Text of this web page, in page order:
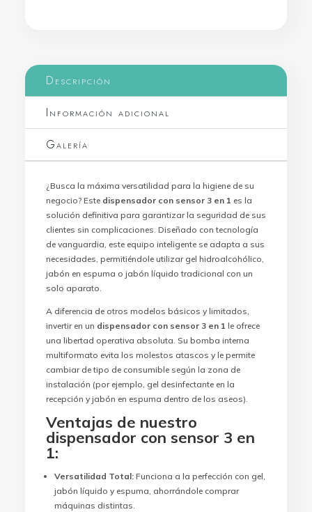
Descripción
Información adicional
Galería
¿Busca la máxima versatilidad para la higiene de su
negocio? Este dispensador con sensor 3 en 1 es la
solución definitiva para garantizar la seguridad de sus
clientes sin complicaciones. Diseñado con tecnología
de vanguardia, este equipo inteligente se adapta a sus
necesidades, permitiéndole utilizar gel hidroalcohólico,
jabón en espuma o jabón líquido tradicional con un
solo aparato.
A diferencia de otros modelos básicos y limitados,
invertir en un dispensador con sensor 3 en 1 le ofrece
una libertad operativa absoluta. Su bomba interna
multiformato evita los molestos atascos y le permite
cambiar de tipo de consumible según la zona de
instalación (por ejemplo, gel desinfectante en la
recepción y jabón en espuma dentro de los aseos).
Ventajas de nuestro
dispensador con sensor 3 en
1:
Versatilidad Total:Funciona a la perfección con gel,
jabón líquido y espuma, ahorrándole comprar
máquinas distintas.